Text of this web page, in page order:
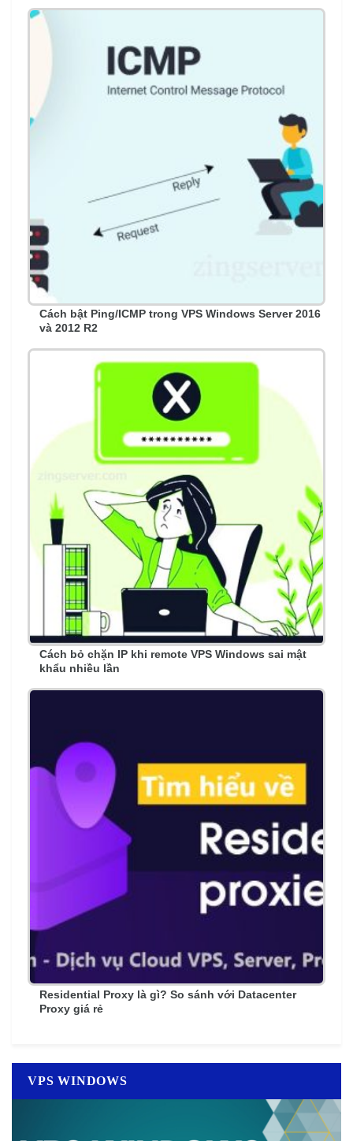
Cách bật Ping/ICMP trong VPS Windows Server 2016
và 2012 R2
Cách bỏ chặn IP khi remote VPS Windows sai mật
khẩu nhiều lần
Residential Proxy là gì? So sánh với Datacenter
Proxy giá rẻ
VPS WINDOWS